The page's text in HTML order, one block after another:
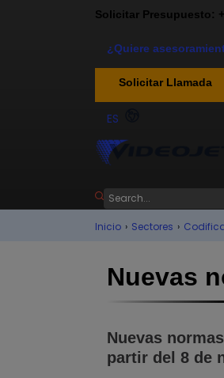
Solicitar Presupuesto:
¿Quiere
Solicitar Llamada
ES
Inicio › Sectores ›
Nuevas
Nuevas
partir del 8 de